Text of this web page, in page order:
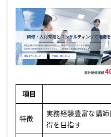
項目
特徴
実務経験豊富な講
得を目指す